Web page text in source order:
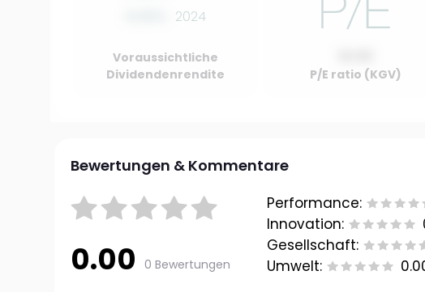
2024
Voraussichtliche
Dividendenrendite
P/E ratio (KGV)
Bewertungen & Kommentare
0.00 0 Bewertungen
Performance:
Innovation:
Gesellschaft:
Umwelt: